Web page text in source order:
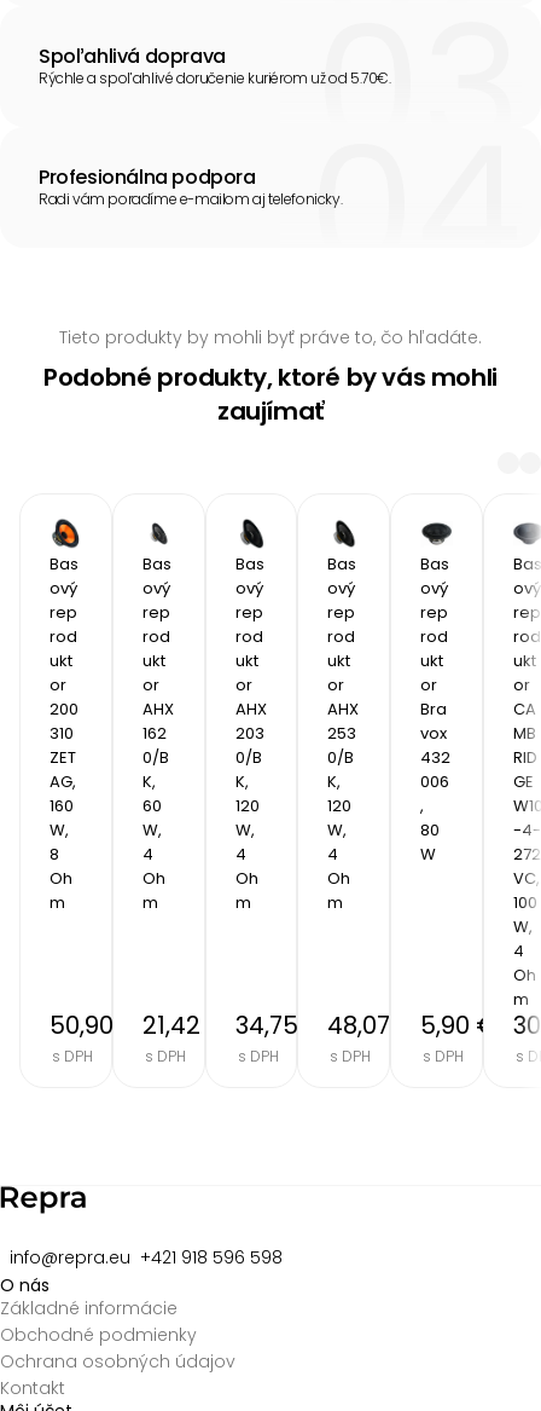
Spoľahlivá doprava
Rýchle a spoľahlivé doručenie kuriérom už od 5.70€.
Profesionálna podpora
Radi vám poradíme e-mailom aj telefonicky.
Tieto produkty by mohli byť práve to, čo hľadáte.
Podobné produkty, ktoré by vás mohli
zaujímať
Bas
ový
rep
rod
ukt
or
200
310
ZET
AG,
160
W,
8
Oh
m
50,90 €
s DPH
Bas
ový
rep
rod
ukt
or
AHX
162
0/B
K,
60
W,
4
Oh
m
21,42 €
s DPH
Bas
ový
rep
rod
ukt
or
AHX
203
0/B
K,
120
W,
4
Oh
m
34,75 €
s DPH
Bas
ový
rep
rod
ukt
or
AHX
253
0/B
K,
120
W,
4
Oh
m
48,07 €
s DPH
Bas
ový
rep
rod
ukt
or
Bra
vox
432
006
,
80
W
5,90 €
s DPH
Bas
ový
rep
rod
ukt
or
CA
MB
RID
GE
-4-
272
VC,
100
W,
4
Oh
m
s
info@repra.eu +421 918 596 598
O nás
Základné informácie
Obchodné podmienky
Ochrana osobných údajov
Kontakt